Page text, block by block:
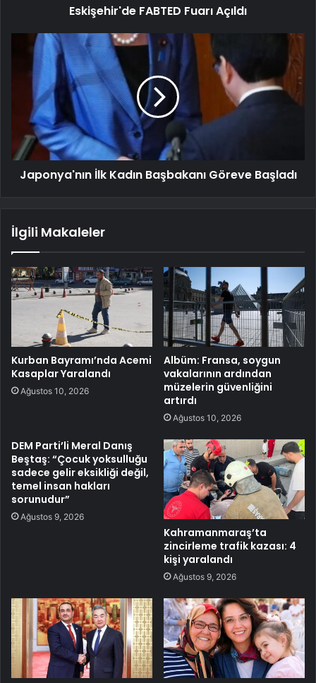
Eskişehir'de FABTED Fuarı Açıldı
Japonya'nın İlk Kadın Başbakanı Göreve Başladı
İlgili Makaleler
Kurban Bayramı’nda Acemi
Kasaplar Yaralandı
Ağustos 10, 2026
Albüm: Fransa, soygun
vakalarının ardından
müzelerin güvenliğini
artırdı
Ağustos 10, 2026
DEM Parti’li Meral Danış
Beştaş: “Çocuk yoksulluğu
sadece gelir eksikliği değil,
temel insan hakları
sorunudur”
Ağustos 9, 2026
Kahramanmaraş’ta
zincirleme trafik kazası: 4
kişi yaralandı
Ağustos 9, 2026